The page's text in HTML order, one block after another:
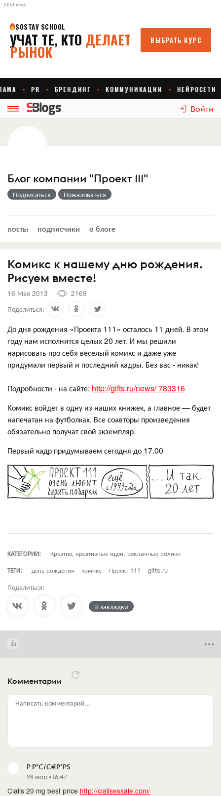
РЕКЛАМА
Войти
Блог компании "Проект 111"
Подписаться Пожаловаться
посты подписчики о блоге
Комикс к нашему дню рождения.
Рисуем вместе!
16 Мая 2013
2169
Поделиться:
До дня рождения «Проекта 111» осталось 11 дней. В этом
году нам исполнится целых 20 лет. И мы решили
нарисовать про себя веселый комикс и даже уже
придумали первый и последний кадры. Без вас - никак!
Подробности - на сайте: http://gifts.ru/news/ 783316
Комикс войдет в одну из наших книжек, а главное — будет
напечатан на футболках. Все соавторы произведения
обязательно получат свой экземпляр.
Первый кадр придумываем сегодня до 17.00
КАТЕГОРИИ:
Креатив, креативные идеи, рекламные ролики
ТЕГИ:
день рождения комикс Проект 111 gifts.ru
Поделиться:
В закладки
Комментарии
Написать комментарий...
Р Р°СѓС€Р°РЅ
28 мар • 16:47
Cialis 20 mg best price http://cialisessale.com/